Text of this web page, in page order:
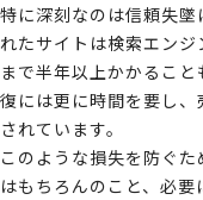
特に深刻なのは信頼失
れたサイトは検索エン
まで半年以上かかるこ
復には更に時間を要し
されています。
このような損失を防ぐ
はもちろんのこと、必